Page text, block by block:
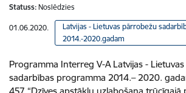
Statuss: Noslēdzies
01.06.2020.
Latvijas - Lietuvas pārrobežu
2014.-2020.gadam
Programma Interreg V-A Latvijas -
sadarbības programma 2014.– 2020.